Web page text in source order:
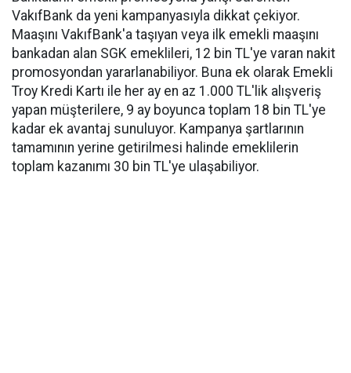
VakıfBank da yeni kampanyasıyla dikkat çekiyor.
Maaşını VakıfBank'a taşıyan veya ilk emekli maaşını
bankadan alan SGK emeklileri, 12 bin TL'ye varan nakit
promosyondan yararlanabiliyor. Buna ek olarak Emekli
Troy Kredi Kartı ile her ay en az 1.000 TL'lik alışveriş
yapan müşterilere, 9 ay boyunca toplam 18 bin TL'ye
kadar ek avantaj sunuluyor. Kampanya şartlarının
tamamının yerine getirilmesi halinde emeklilerin
toplam kazanımı 30 bin TL'ye ulaşabiliyor.